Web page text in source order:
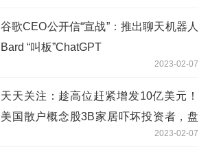
谷歌CEO公开信“宣战”：推出聊天机器人
Bard “叫板”ChatGPT
2023-02-07
天天关注：趁高位赶紧增发10亿美元！
美国散户概念股3B家居吓坏投资者，盘
2023-02-07